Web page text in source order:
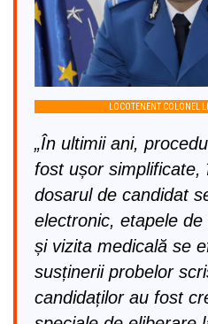
LOCOTENENT COLONEL
„În ultimii ani,
fost ușor
dosarul de candidat
electronic, etapele
și vizita medicală se
susținerii probelor
candidaților au fost